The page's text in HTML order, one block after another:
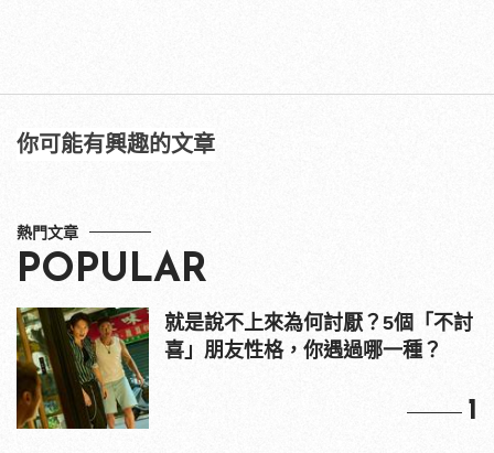
你可能有興趣的文章
熱門文章
POPULAR
就是說不上來為何討厭？5個「不討
喜」朋友性格，你遇過哪一種？
1